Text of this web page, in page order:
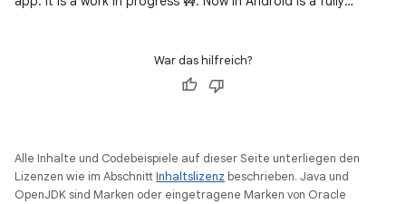
War das hilfreich?
Alle Inhalte und Codebeispiele auf dieser Seite unterliegen den
Lizenzen wie im AbschnittInhaltslizenz beschrieben. Java und
OpenJDK sind Marken oder eingetragene Marken von Oracle